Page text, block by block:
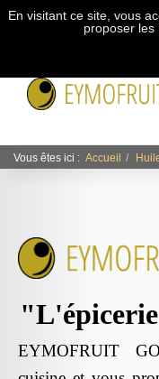
En visitant ce site, vous
proposer les
Vous êtes ici : Accueil
EYMOFRUIT